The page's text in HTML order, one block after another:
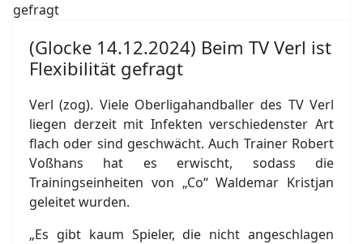
(Glocke 14.12.2024) Beim TV Verl ist
Flexibilität gefragt
Verl (zog). Viele Oberligahandballer des TV Verl
liegen derzeit mit Infekten verschiedenster Art
flach oder sind geschwächt. Auch Trainer Robert
Voßhans hat es erwischt, sodass die
Trainingseinheiten von „Co“ Waldemar Kristjan
geleitet wurden.
„Es gibt kaum Spieler, die nicht angeschlagen